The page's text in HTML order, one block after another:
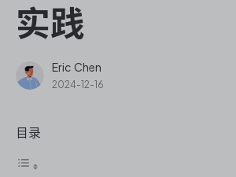
敏捷研发管理
企业知识库管理
实践
Eric Chen
2024-12-16
目录